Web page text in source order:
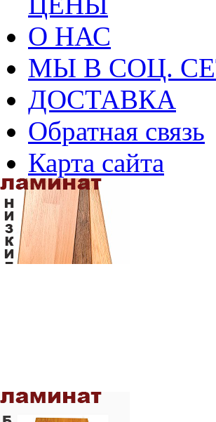
О НАС
МЫ В СОЦ.
ДОСТАВКА
Обратная связь
Карта сайта